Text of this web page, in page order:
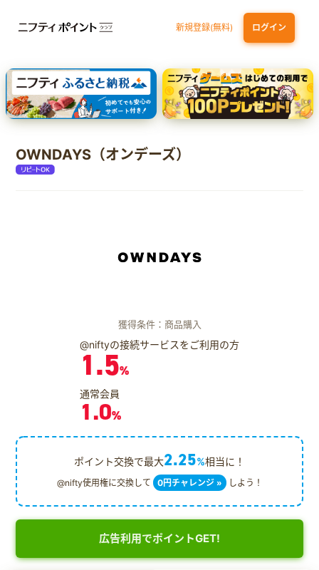
新規登録(無料) ログイン
dカード 九州カードNEXT JCB ORIGINAL SERIES：JCBカード S
三井住友カード ゴールド（NL）（家族カード発行）
【実質初月無料】DMM | Disney+(ディズニープラス) セットプラン
OWNDAYS（オンデーズ）
獲得条件：商品購入
@niftyの接続サービスをご利用の方
1.5%
通常会員
1.0%
ポイント交換で最大2.25%相当に！
@nifty使用権に交換して 0円チャレンジ » しよう！
広告利用でポイントGET!